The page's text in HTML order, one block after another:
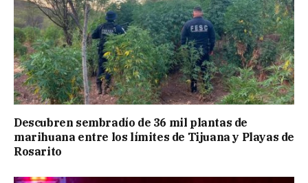
Descubren sembradío de 36 mil plantas de
marihuana entre los límites de Tijuana y Playas de
Rosarito